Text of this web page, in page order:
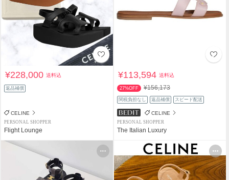
¥228,000送料込
返品補償
CELINE
PERSONAL SHOPPER
Flight Lounge
¥113,594送料込
27%OFF ¥156,173
関税負担なし 返品補償 スピード配送
CELINE
PERSONAL SHOPPER
The Italian Luxury